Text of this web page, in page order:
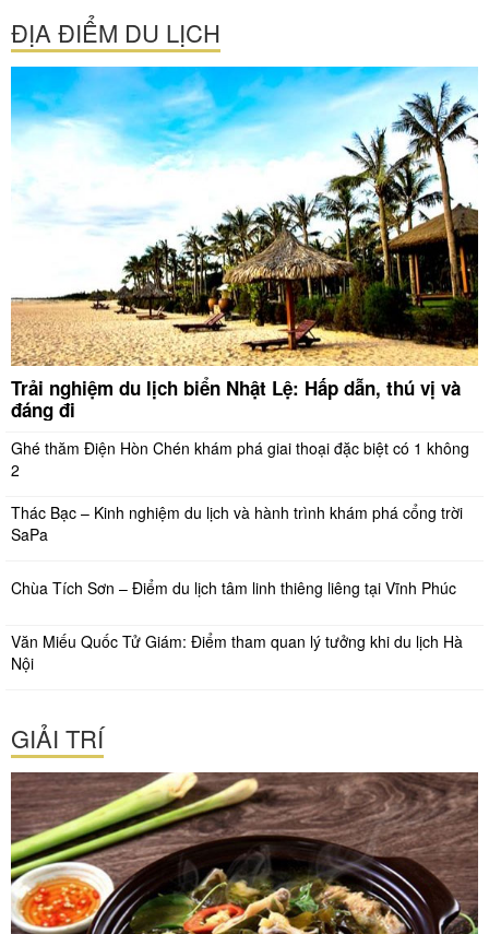
ĐỊA ĐIỂM DU LỊCH
Trải nghiệm du lịch biển Nhật Lệ: Hấp dẫn, thú vị và
đáng đi
Ghé thăm Điện Hòn Chén khám phá giai thoại đặc biệt có 1 không
2
Thác Bạc – Kinh nghiệm du lịch và hành trình khám phá cổng trời
SaPa
Chùa Tích Sơn – Điểm du lịch tâm linh thiêng liêng tại Vĩnh Phúc
Văn Miếu Quốc Tử Giám: Điểm tham quan lý tưởng khi du lịch Hà
Nội
GIẢI TRÍ